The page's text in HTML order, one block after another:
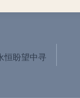
恒盼望中寻